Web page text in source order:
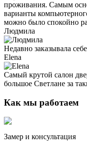
проживания. Самым
варианты
можно было спокойно
Людмила
Недавно заказывала
Elena
Самый крутой салон
большое Светлане за
Как мы работаем
Замер и консультация